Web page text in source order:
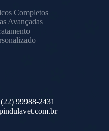
Completos
Avançadas
99988-2431